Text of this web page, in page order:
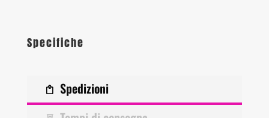
Specifiche
Spedizioni